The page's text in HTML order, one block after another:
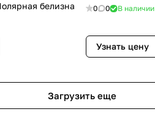
белизна
0 0 В наличии
Узнать цену
Загрузить еще